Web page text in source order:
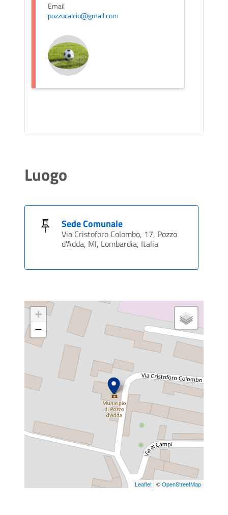
Email
pozzocalcio@gmail.com
Luogo
Sede Comunale
Via Cristoforo Colombo, 17, Pozzo
d'Adda, MI, Lombardia, Italia
+
−
Leaflet | ©OpenStreetMap